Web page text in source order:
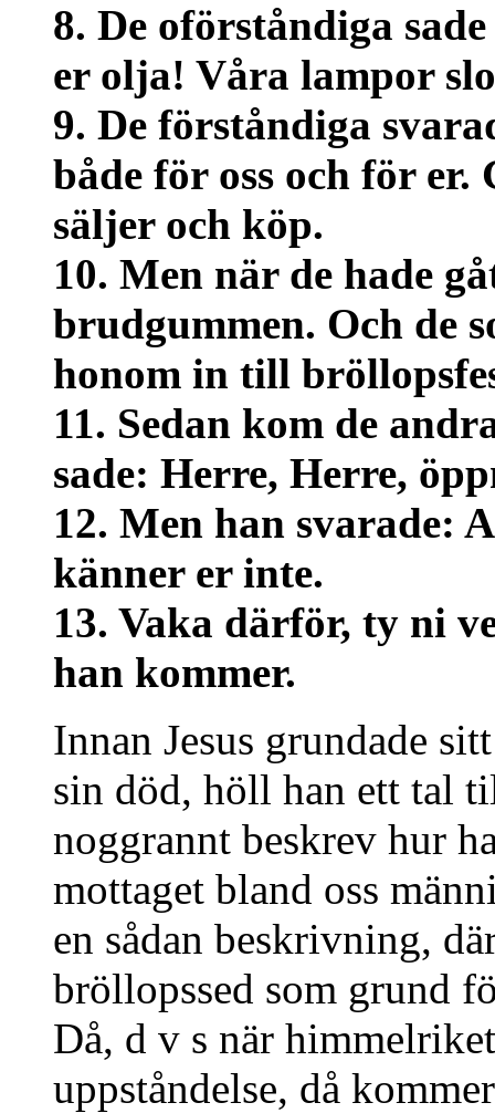
8. De oförståndiga
er olja! Våra lampor
9. De förståndiga
både för oss och för
säljer och köp.
10. Men när de hade
brudgummen. Och de
honom in till
11. Sedan kom de
sade: Herre, Herre,
12. Men han svarade:
känner er inte.
13. Vaka därför, ty ni
han kommer.
Innan Jesus grundade
sin död, höll han ett tal
noggrannt beskrev hur
mottaget bland oss
en sådan beskrivning,
bröllopssed som grund
Då, d v s när
uppståndelse, då